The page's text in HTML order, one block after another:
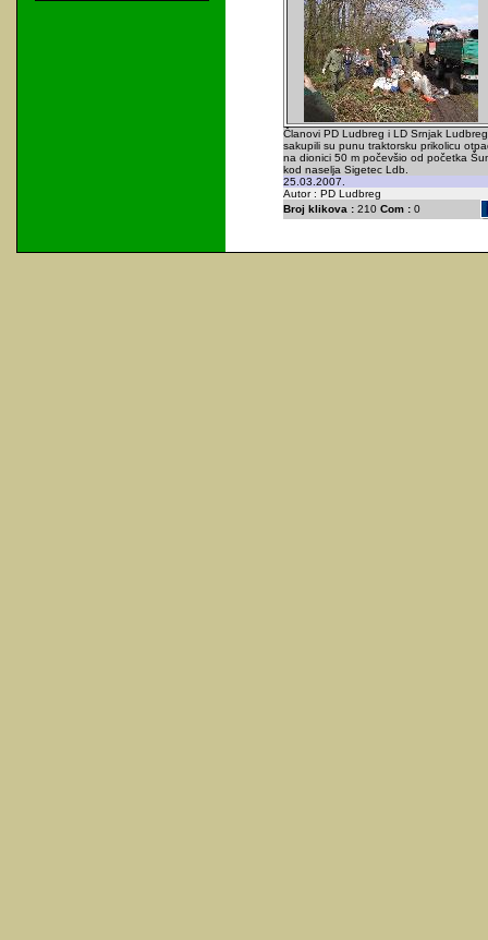
Članovi PD Ludbreg i LD Srnjak
sakupili su punu traktorsku prikolicu
na dionici 50 m počevšio od početka
kod naselja Sigetec Ldb.
25.03.2007.
Autor : PD Ludbreg
Broj klikova :210 Com :0